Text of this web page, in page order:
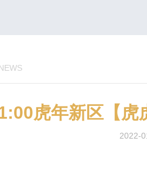
虎年新区【虎
2022-